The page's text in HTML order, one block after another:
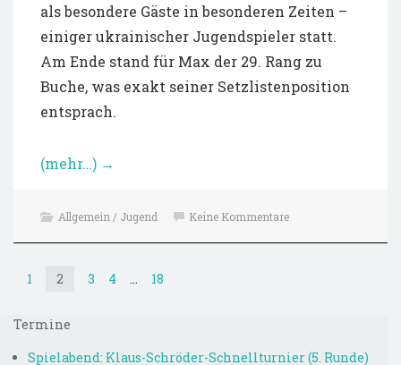
als besondere Gäste in besonderen Zeiten –
einiger ukrainischer Jugendspieler statt.
Am Ende stand für Max der 29. Rang zu
Buche, was exakt seiner Setzlistenposition
entsprach.
(mehr…) →
Allgemein / Jugend Keine Kommentare
1 2 3 4 … 18
Termine
Spielabend: Klaus-Schröder-Schnellturnier (5. Runde)